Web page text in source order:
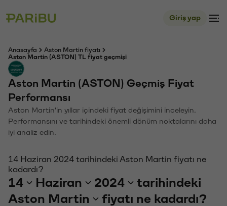
Giriş yap
Anasayfa
Aston Martin fiyatı
Aston Martin (ASTON) TL fiyat geçmişi
Aston Martin (ASTON) Geçmiş Fiyat
Performansı
Aston Martin'in yıllar içindeki fiyat değişimini inceleyin.
Performansını ve tarihindeki önemli dönüm noktalarını daha
iyi analiz edin.
14 Haziran 2024 tarihindeki Aston Martin fiyatı ne
kadardı?
14 Haziran 2024
tarihindeki
Aston Martin
fiyatı ne kadardı?